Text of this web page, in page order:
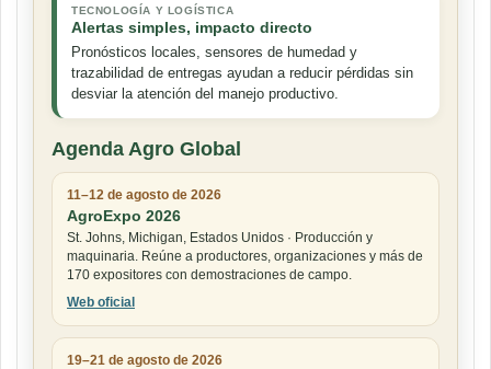
TECNOLOGÍA Y LOGÍSTICA
Alertas simples, impacto directo
Pronósticos locales, sensores de humedad y
trazabilidad de entregas ayudan a reducir pérdidas sin
desviar la atención del manejo productivo.
Agenda Agro Global
11–12 de agosto de 2026
AgroExpo 2026
St. Johns, Michigan, Estados Unidos · Producción y
maquinaria. Reúne a productores, organizaciones y más de
170 expositores con demostraciones de campo.
Web oficial
19–21 de agosto de 2026